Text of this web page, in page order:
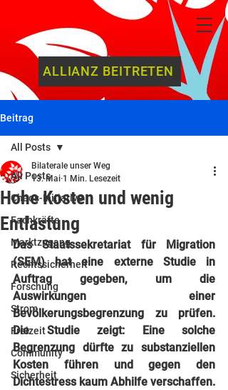
ALLIANZ BEITRETEN
Beitrag
All Posts
Chaos-Initiative
Fachkräfte
Marktzugang
Rechtssicherheit
Forschung
Strom
Freizeit
Community
Sicherheit
All Posts
Hohe Kosten und wenig
Entlastung
Bilaterale unser Weg
13. Mai 1 Min. Lesezeit
Das Staatssekretariat für Migration
(SEM) hat eine externe Studie in
Auftrag gegeben, um die
Auswirkungen einer
Bevölkerungsbegrenzung zu prüfen.
Die Studie zeigt: Eine solche
Begrenzung dürfte zu substanziellen
Kosten führen und gegen den
Dichtestress kaum Abhilfe verschaffen.